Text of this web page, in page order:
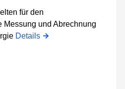
für den
Messung und Abrechnung
Details